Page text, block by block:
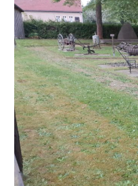
vor
dem
Museumsfest